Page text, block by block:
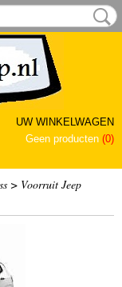
UW WINKELWAGEN
Geen producten (0)
> Voorruit Jeep